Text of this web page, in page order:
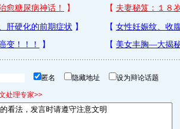
匿名 隐藏地址 设为辩论话题
处理专家>>